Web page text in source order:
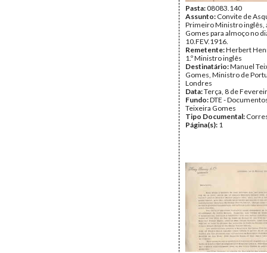
Pasta:08083.140
Assunto: Convite de
Primeiro Ministro inglês,
Gomes para almoço no
10.FEV.1916.
Remetente:Herbert
1.º Ministro inglês
Destinatário:Manuel
Gomes, Ministro de
Londres
Data:Terça, 8 de
Fundo:DTE -
Teixeira Gomes
Tipo Documental:
Página(s): 1